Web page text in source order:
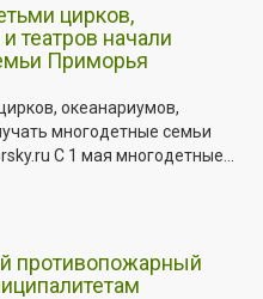
цирков,
театров начали
Приморья
океанариумов,
многодетные семьи
С 1 мая многодетные...
противопожарный